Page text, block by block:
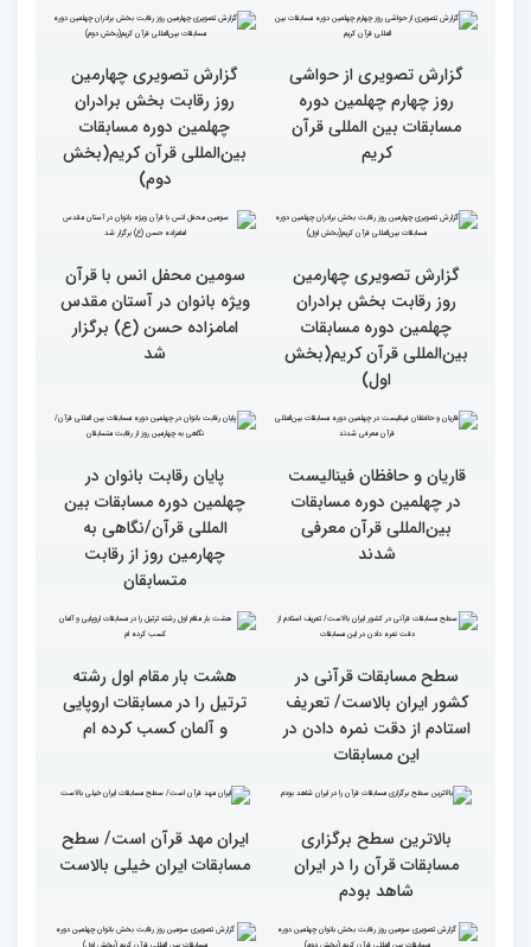
روز رقابت بخش برادران
چهلمین دوره مسابقات
بین‌المللی قرآن کریم(بخش
چهارم)
روز رقابت بخش برادران
چهلمین دوره مسابقات
بین‌المللی قرآن کریم(بخش
سوم)
روز چهارم چهلمین دوره
مسابقات بین المللی قرآن
کریم
روز رقابت بخش برادران
چهلمین دوره مسابقات
بین‌المللی قرآن کریم(بخش
دوم)
روز رقابت بخش برادران
چهلمین دوره مسابقات
بین‌المللی قرآن کریم(بخش
اول)
ویژه بانوان در آستان مقدس
امامزاده حسن (ع) برگزار
شد
در چهلمین دوره مسابقات
بین‌المللی قرآن معرفی
شدند
چهلمین دوره مسابقات بین
المللی قرآن/نگاهی به
چهارمین روز از رقابت
سطح مسابقات قرآنی در
کشور ایران بالاست/ تعریف
استادم از دقت نمره دادن در
این مسابقات
هشت بار مقام اول رشته
ترتیل را در مسابقات اروپایی